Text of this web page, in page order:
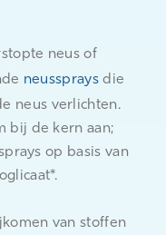
neus of
neussprays die
neus verlichten.
bij de kern aan;
op basis van
van stoffen